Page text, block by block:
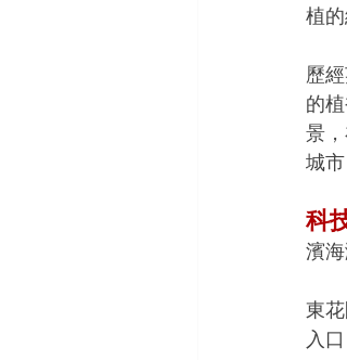
植
歷
的
景
城
科
濱
東
入